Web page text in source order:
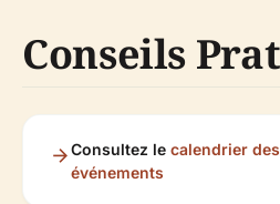
Conseils
Consultez le calendrier des
événements